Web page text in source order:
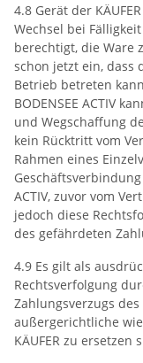
4.8 Gerät der
Wechsel bei Fälligkeit
berechtigt, die Ware
schon jetzt ein, dass
Betrieb betreten
BODENSEE ACTIV
und Wegschaffung
kein Rücktritt vom
Rahmen eines
ACTIV, zuvor vom
jedoch diese
des gefährdeten
4.9 Es gilt als
Rechtsverfolgung
Zahlungsverzugs des
außergerichtliche
KÄUFER zu ersetzen